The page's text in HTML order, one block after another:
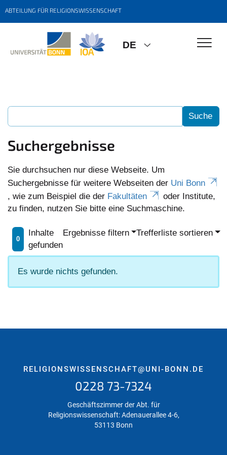
ABTEILUNG FÜR RELIGIONSWISSENSCHAFT
DE
Suchergebnisse
Sie durchsuchen nur diese Webseite. Um
Suchergebnisse für weitere Webseiten der Uni Bonn
, wie zum Beispiel die der Fakultäten
oder Institute,
zu finden, nutzen Sie bitte eine Suchmaschine.
0
Inhalte
gefunden
Ergebnisse filtern Trefferliste sortieren
Es wurde nichts gefunden.
RELIGIONSWISSENSCHAFT@UNI-BONN.DE
0228 73-7324
Geschäftszimmer der Abt. für
Religionswissenschaft: Adenauerallee 4-6,
53113 Bonn